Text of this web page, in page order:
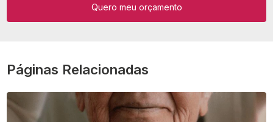
Quero meu orçamento
Páginas Relacionadas